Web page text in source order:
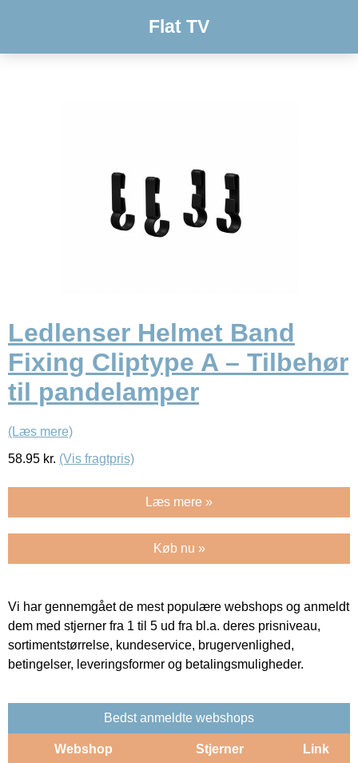
Flat TV
Ledlenser Helmet Band
Fixing Cliptype A – Tilbehør
til pandelamper
(Læs mere)
58.95 kr. (Vis fragtpris)
Læs mere »
Køb nu »
Vi har gennemgået de mest populære webshops og anmeldt
dem med stjerner fra 1 til 5 ud fra bl.a. deres prisniveau,
sortimentstørrelse, kundeservice, brugervenlighed,
betingelser, leveringsformer og betalingsmuligheder.
Bedst anmeldte webshops
Webshop Stjerner Link